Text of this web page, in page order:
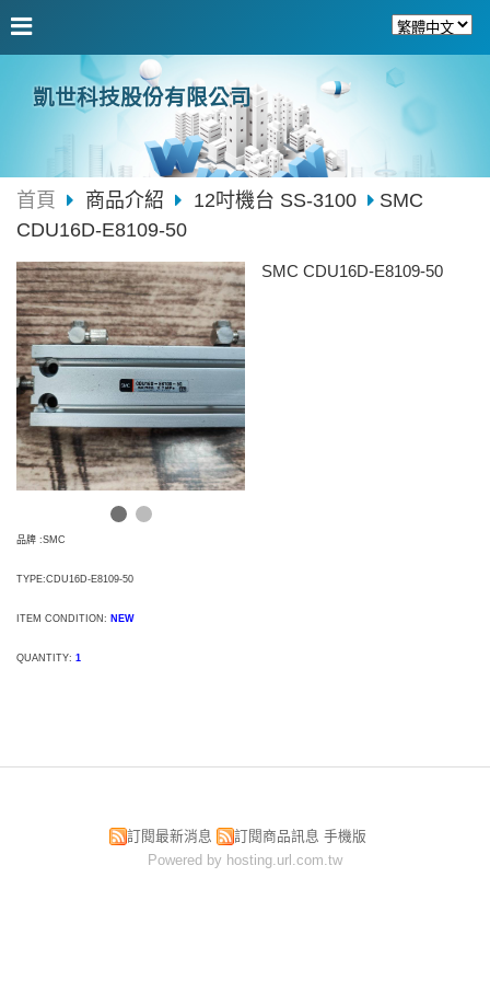
凱世科技股份有限公司
首頁 商品介紹 12吋機台 SS-3100
SMC
CDU16D-E8109-50
SMC CDU16D-E8109-50
品牌 :SMC
TYPE:CDU16D-E8109-50
ITEM CONDITION: NEW
QUANTITY: 1
訂閱最新消息 訂閱商品訊息 手機版
Powered by hosting.url.com.tw